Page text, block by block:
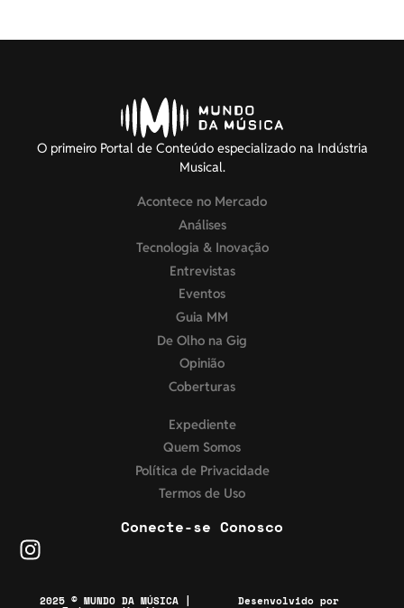
O primeiro Portal de Conteúdo especializado na Indústria
Musical.
Acontece no Mercado
Análises
Tecnologia & Inovação
Entrevistas
Eventos
Guia MM
De Olho na Gig
Opinião
Coberturas
Expediente
Quem Somos
Política de Privacidade
Termos de Uso
Conecte-se Conosco
2025 © MUNDO DA MÚSICA | Desenvolvido por